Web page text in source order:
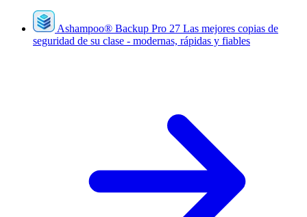
Ashampoo® Backup Pro 27 Las mejores copias de
seguridad de su clase - modernas, rápidas y fiables